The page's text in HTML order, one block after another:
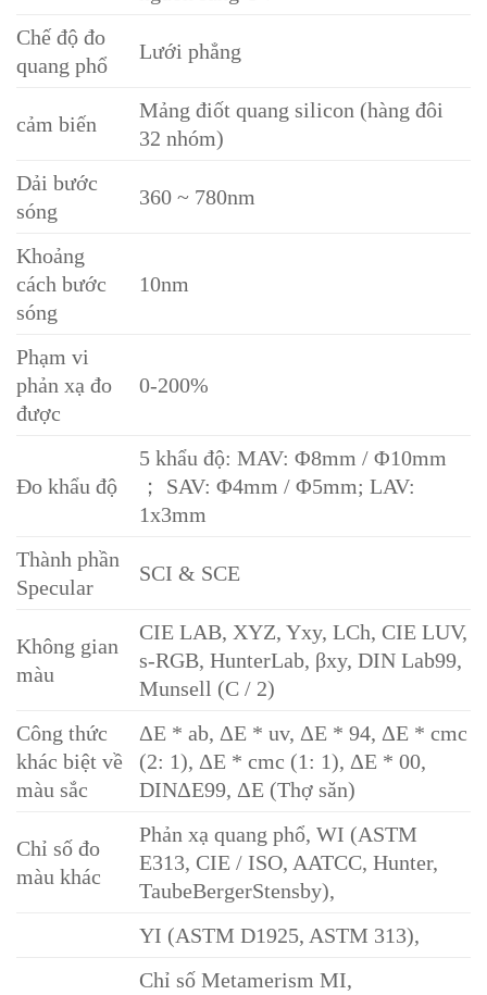
Chế độ đo
quang phổ
Lưới phẳng
cảm biến
Mảng điốt quang silicon (hàng đôi
32 nhóm)
Dải bước
sóng
360 ~ 780nm
Khoảng
cách bước
sóng
10nm
Phạm vi
phản xạ đo
được
0-200%
Đo khẩu độ
5 khẩu độ: MAV: Φ8mm / Φ10mm
； SAV: Φ4mm / Φ5mm; LAV:
1x3mm
Thành phần
Specular
SCI & SCE
Không gian
màu
CIE LAB, XYZ, Yxy, LCh, CIE LUV,
s-RGB, HunterLab, βxy, DIN Lab99,
Munsell (C / 2)
Công thức
khác biệt về
màu sắc
ΔE * ab, ΔE * uv, ΔE * 94, ΔE * cmc
(2: 1), ΔE * cmc (1: 1), ΔE * 00,
DINΔE99, ΔE (Thợ săn)
Chỉ số đo
màu khác
Phản xạ quang phổ, WI (ASTM
E313, CIE / ISO, AATCC, Hunter,
TaubeBergerStensby),
YI (ASTM D1925, ASTM 313),
Chỉ số Metamerism MI,